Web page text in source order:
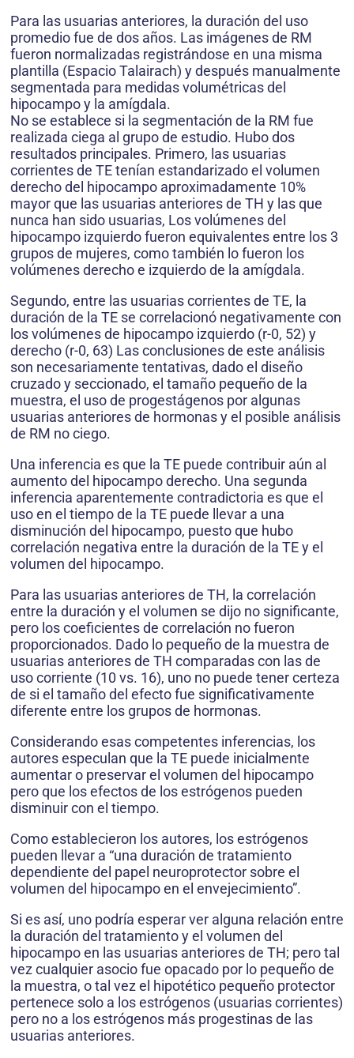
Para las usuarias anteriores, la duración del uso
promedio fue de dos años. Las imágenes de RM
fueron normalizadas registrándose en una misma
plantilla (Espacio Talairach) y después manualmente
segmentada para medidas volumétricas del
hipocampo y la amígdala.
No se establece si la segmentación de la RM fue
realizada ciega al grupo de estudio. Hubo dos
resultados principales. Primero, las usuarias
corrientes de TE tenían estandarizado el volumen
derecho del hipocampo aproximadamente 10%
mayor que las usuarias anteriores de TH y las que
nunca han sido usuarias, Los volúmenes del
hipocampo izquierdo fueron equivalentes entre los 3
grupos de mujeres, como también lo fueron los
volúmenes derecho e izquierdo de la amígdala.
Segundo, entre las usuarias corrientes de TE, la
duración de la TE se correlacionó negativamente con
los volúmenes de hipocampo izquierdo (r-0, 52) y
derecho (r-0, 63) Las conclusiones de este análisis
son necesariamente tentativas, dado el diseño
cruzado y seccionado, el tamaño pequeño de la
muestra, el uso de progestágenos por algunas
usuarias anteriores de hormonas y el posible análisis
de RM no ciego.
Una inferencia es que la TE puede contribuir aún al
aumento del hipocampo derecho. Una segunda
inferencia aparentemente contradictoria es que el
uso en el tiempo de la TE puede llevar a una
disminución del hipocampo, puesto que hubo
correlación negativa entre la duración de la TE y el
volumen del hipocampo.
Para las usuarias anteriores de TH, la correlación
entre la duración y el volumen se dijo no significante,
pero los coeficientes de correlación no fueron
proporcionados. Dado lo pequeño de la muestra de
usuarias anteriores de TH comparadas con las de
uso corriente (10 vs. 16), uno no puede tener certeza
de si el tamaño del efecto fue significativamente
diferente entre los grupos de hormonas.
Considerando esas competentes inferencias, los
autores especulan que la TE puede inicialmente
aumentar o preservar el volumen del hipocampo
pero que los efectos de los estrógenos pueden
disminuir con el tiempo.
Como establecieron los autores, los estrógenos
pueden llevar a “una duración de tratamiento
dependiente del papel neuroprotector sobre el
volumen del hipocampo en el envejecimiento”.
Si es así, uno podría esperar ver alguna relación entre
la duración del tratamiento y el volumen del
hipocampo en las usuarias anteriores de TH; pero tal
vez cualquier asocio fue opacado por lo pequeño de
la muestra, o tal vez el hipotético pequeño protector
pertenece solo a los estrógenos (usuarias corrientes)
pero no a los estrógenos más progestinas de las
usuarias anteriores.